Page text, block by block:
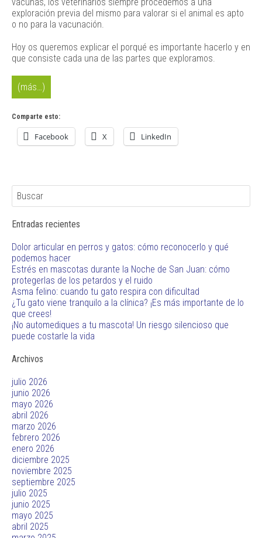
exploración previa del mismo para valorar si el animal es apto
o no para la vacunación.
Hoy os queremos explicar el porqué es importante hacerlo y en
que consiste cada una de las partes que exploramos.
(más…)
Comparte esto:
Facebook X LinkedIn
Entradas recientes
Dolor articular en perros y gatos: cómo reconocerlo y qué
podemos hacer
Estrés en mascotas durante la Noche de San Juan: cómo
protegerlas de los petardos y el ruido
Asma felino: cuando tu gato respira con dificultad
¿Tu gato viene tranquilo a la clínica? ¡Es más importante de lo
que crees!
¡No automediques a tu mascota! Un riesgo silencioso que
puede costarle la vida
Archivos
julio 2026
junio 2026
mayo 2026
abril 2026
marzo 2026
febrero 2026
enero 2026
diciembre 2025
noviembre 2025
septiembre 2025
julio 2025
junio 2025
mayo 2025
abril 2025